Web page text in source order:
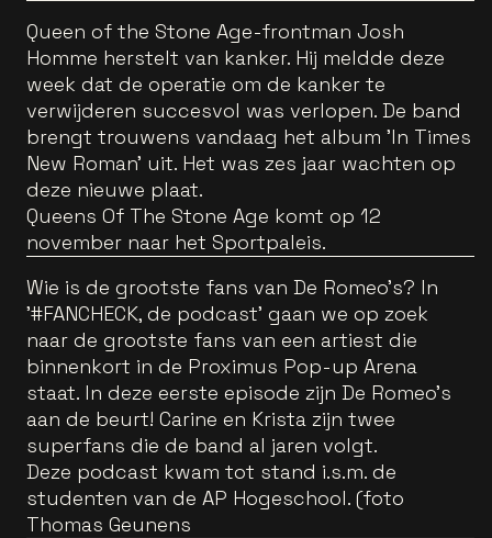
Queen of the Stone Age-frontman Josh
Homme herstelt van kanker. Hij meldde deze
week dat de operatie om de kanker te
verwijderen succesvol was verlopen. De band
brengt trouwens vandaag het album 'In Times
New Roman' uit. Het was zes jaar wachten op
deze nieuwe plaat.
Queens Of The Stone Age komt op 12
november naar het Sportpaleis.
Wie is de grootste fans van De Romeo's? In
'#FANCHECK, de podcast' gaan we op zoek
naar de grootste fans van een artiest die
binnenkort in de Proximus Pop-up Arena
staat. In deze eerste episode zijn De Romeo's
aan de beurt! Carine en Krista zijn twee
superfans die de band al jaren volgt.
Deze podcast kwam tot stand i.s.m. de
studenten van de AP Hogeschool. (foto
Thomas Geunens